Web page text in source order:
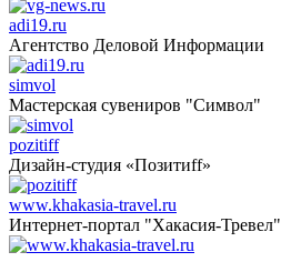
adi19.ru
Агентство Деловой Информации
simvol
Мастерская сувениров "Символ"
pozitiff
Дизайн-студия «Позитиff»
www.khakasia-travel.ru
Интернет-портал "Хакасия-Тревел"